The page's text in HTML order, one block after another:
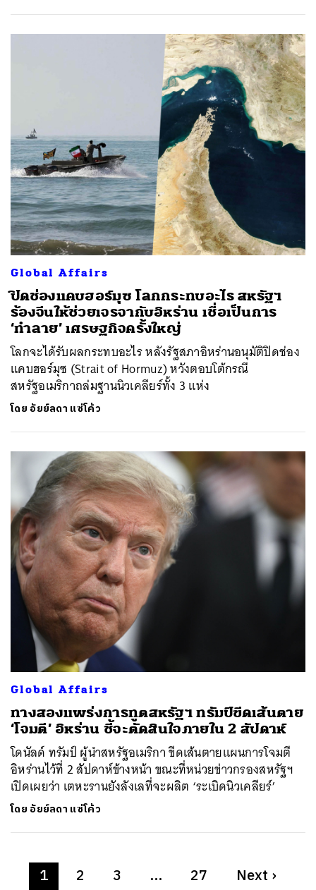
Global Affairs
ปิดช่องแคบฮอร์มุซ โลกกระทบอะไร สหรัฐฯ
ร้องจีนให้ช่วยเจรจากับอิหร่าน เชื่อเป็นการ
‘ทำลาย’ เศรษฐกิจครั้งใหญ่
โลกจะได้รับผลกระทบอะไร หลังรัฐสภาอิหร่านอนุมัติปิดช่อง
แคบฮอร์มุซ (Strait of Hormuz) หวังตอบโต้กรณี
สหรัฐอเมริกาถล่มฐานนิวเคลียร์ทั้ง 3 แห่ง
โดย อัยย์ลดา แซ่โค้ว
Global Affairs
ทางสองแพร่งการทูตสหรัฐฯ ทรัมป์ขีดเส้นตาย
‘โจมตี’ อิหร่าน ชี้จะตัดสินใจภายใน 2 สัปดาห์
โดนัลด์ ทรัมป์ ผู้นำสหรัฐอเมริกา ขีดเส้นตายแผนการโจมตี
อิหร่านไว้ที่ 2 สัปดาห์ข้างหน้า ขณะที่หน่วยข่าวกรองสหรัฐฯ
เปิดเผยว่า เตหะรานยังลังเลที่จะผลิต ‘ระเบิดนิวเคลียร์’
โดย อัยย์ลดา แซ่โค้ว
1 2 3 … 27 Next›